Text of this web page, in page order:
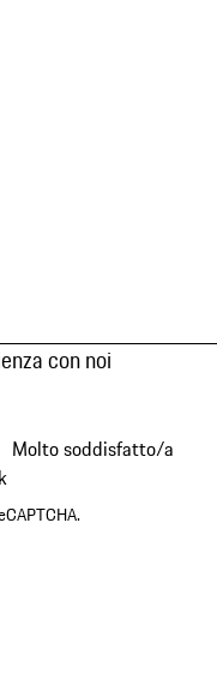
con noi
Molto soddisfatto/a